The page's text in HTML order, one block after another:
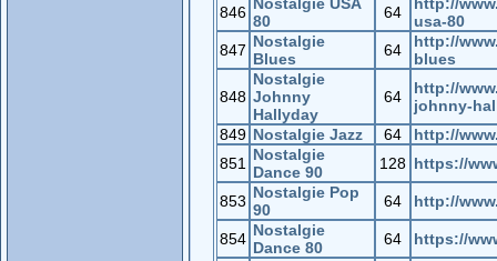
846 80
64
usa-80
847 Nostalgie
Blues
64
http://
blues
848
Nostalgie
Johnny
Hallyday
64
http://
johnny-
849 Nostalgie Jazz 64
http://
851
Nostalgie
Dance 90
128 https://
853 Nostalgie Pop
90
64 http://
854 Nostalgie
Dance 80
64
https://